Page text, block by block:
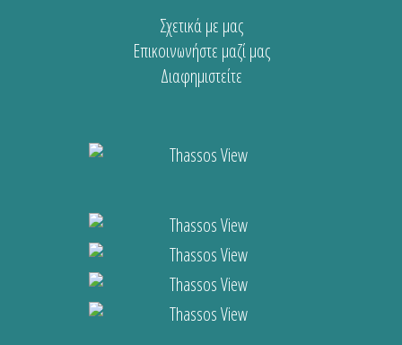
Σχετικά με μας
Επικοινωνήστε μαζί μας
Διαφημιστείτε